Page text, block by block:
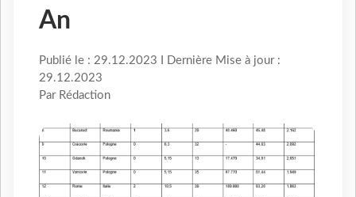
An
Publié le : 29.12.2023 I Dernière Mise à jour :
29.12.2023
Par Rédaction